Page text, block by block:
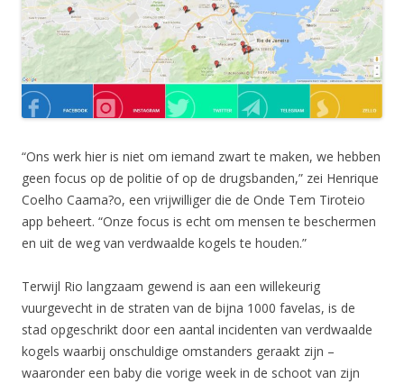
“Ons werk hier is niet om iemand zwart te maken, we hebben
geen focus op de politie of op de drugsbanden,” zei Henrique
Coelho Caama?o, een vrijwilliger die de Onde Tem Tiroteio
app beheert. “Onze focus is echt om mensen te beschermen
en uit de weg van verdwaalde kogels te houden.”
Terwijl Rio langzaam gewend is aan een willekeurig
vuurgevecht in de straten van de bijna 1000 favelas, is de
stad opgeschrikt door een aantal incidenten van verdwaalde
kogels waarbij onschuldige omstanders geraakt zijn –
waaronder een baby die vorige week in de schoot van zijn